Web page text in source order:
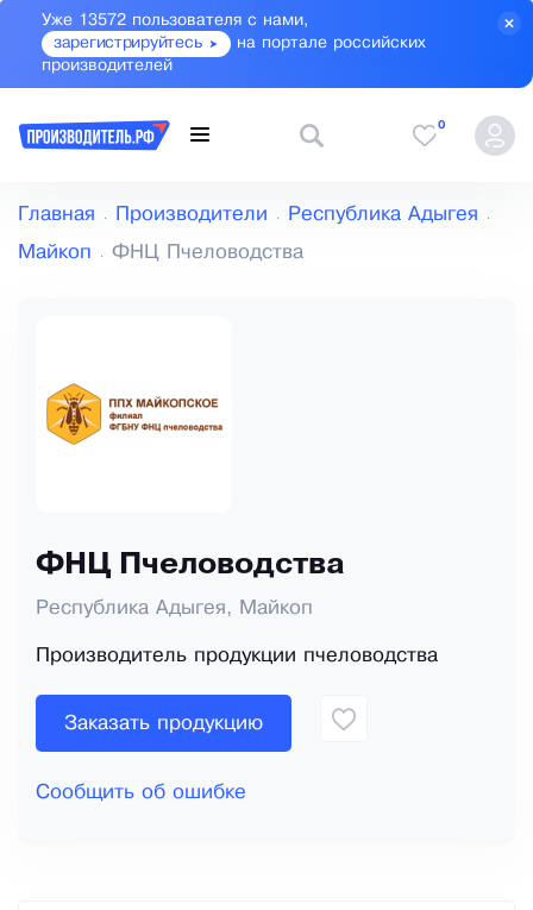
Уже 13572 пользователя с нами,
зарегистрируйтесь
на портале российских
производителей
0
Главная Производители Республика Адыгея
Майкоп ФНЦ Пчеловодства
ФНЦ Пчеловодства
Республика Адыгея, Майкоп
Производитель продукции пчеловодства
Заказать продукцию
Сообщить об ошибке